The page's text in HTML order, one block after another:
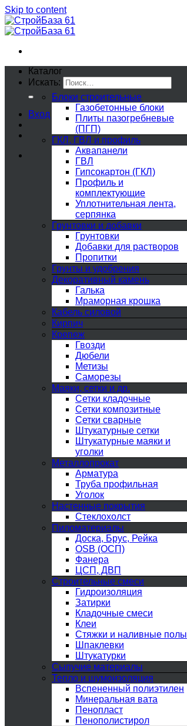
Skip to content
Искать:
Вход
Каталог
Блоки строительные
Газобетонные блоки
Плиты пазогребневые
(ПГП)
ГКЛ, ГВЛ и профиль
Аквапанели
ГВЛ
Гипсокартон (ГКЛ)
Профиль и
комплектующие
Уплотнительная лента,
серпянка
Грунтовки и добавки
Грунтовки
Добавки для растворов
Пропитки
Грунты и удобрения
Декоративный камень
Галька
Мраморная крошка
Кабель силовой
Кирпич
Крепеж
Гвозди
Дюбели
Метизы
Саморезы
Маяки, сетки и др.
Сетки кладочные
Сетки композитные
Сетки сварные
Штукатурные сетки
Штукатурные маяки и
уголки
Металлопрокат
Арматура
Труба профильная
Уголок
Настенные покрытия
Стеклохолст
Пиломатериалы
Доска, Брус, Рейка
OSB (ОСП)
Фанера
ЦСП, ДВП
Строительные смеси
Гидроизоляция
Затирки
Кладочные смеси
Клеи
Стяжки и наливные полы
Шпаклевки
Штукатурки
Сыпучие материалы
Тепло и шумоизоляция
Вспененный полиэтилен
Минеральная вата
Пенопласт
Пенополистирол